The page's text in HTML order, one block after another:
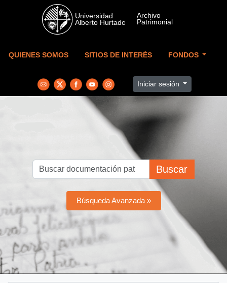
Skip to main content
QUIENES SOMOS SITIOS DE INTERÉS FONDOS
Iniciar sesión
Buscar
Búsqueda Avanzada »